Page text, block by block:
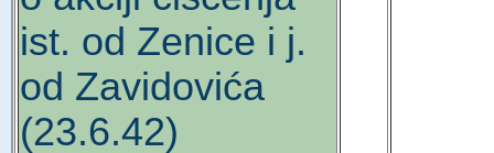
ist. od Zenice i j.
od Zavidovića
(23.6.42)